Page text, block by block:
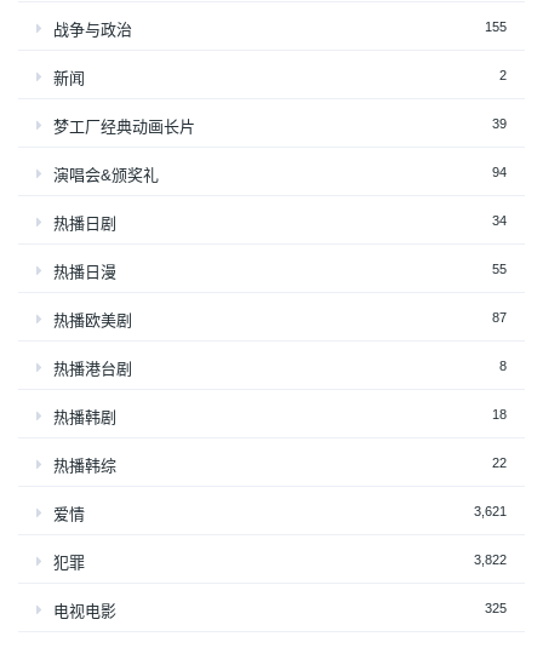
战争与政治 155
新闻 2
梦工厂经典动画长片 39
演唱会&颁奖礼 94
热播日剧 34
热播日漫 55
热播欧美剧 87
热播港台剧 8
热播韩剧 18
热播韩综 22
爱情 3,621
犯罪 3,822
电视电影 325